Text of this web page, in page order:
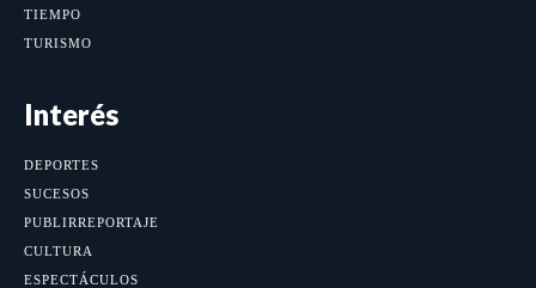
TIEMPO
TURISMO
Interés
DEPORTES
SUCESOS
PUBLIRREPORTAJE
CULTURA
ESPECTÁCULOS